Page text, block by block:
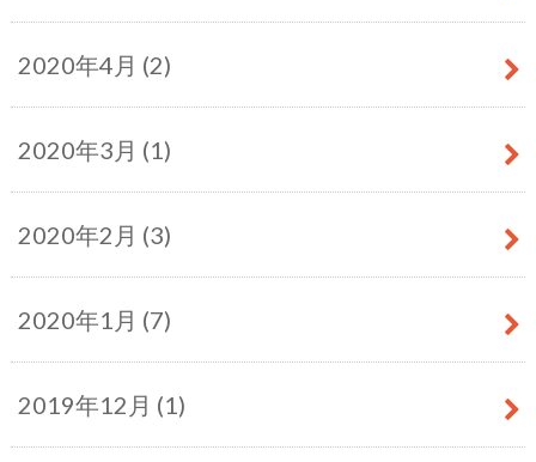
2020年4月 (2)
2020年3月 (1)
2020年2月 (3)
2020年1月 (7)
2019年12月 (1)